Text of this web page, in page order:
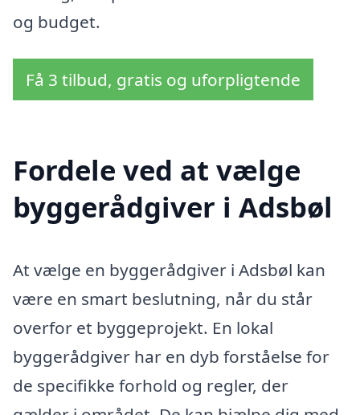
og budget.
Få 3 tilbud, gratis og uforpligtende
Fordele ved at vælge
byggerådgiver i Adsbøl
At vælge en byggerådgiver i Adsbøl kan
være en smart beslutning, når du står
overfor et byggeprojekt. En lokal
byggerådgiver har en dyb forståelse for
de specifikke forhold og regler, der